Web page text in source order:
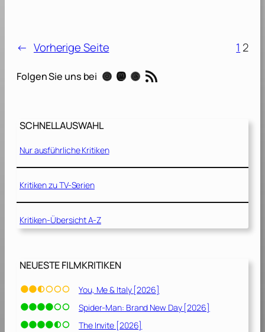
0
0
]
e
[
2
← Vorherige Seite 1 2
Folgen Sie uns bei Instagram Mastodon Threads RSS-Feed
SCHNELLAUSWAHL
Nur ausführliche Kritiken
Kritiken zu TV-Serien
Kritiken-Übersicht A-Z
NEUESTE FILMKRITIKEN
You, Me & Italy [2026]
Spider-Man: Brand New Day [2026]
The Invite [2026]